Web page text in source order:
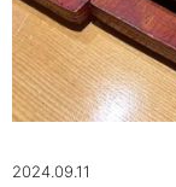
2024.09.11